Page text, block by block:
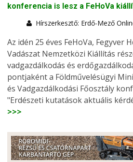
konferencia is lesz a FeHoVa
Hírszerkesztő: Erdő-Mező
Az idén 25 éves FeHoVa, Fegyver
Vadászat Nemzetközi Kiállítás
vadgazdálkodás és
pontjaként a Földművelésügyi
és Vadgazdálkodási Főosztály
"Erdészeti kutatások aktuális
>>>